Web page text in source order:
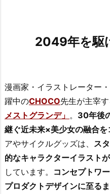
2049年を駆
漫画家・イラストレーター
躍中のCHOCO先生が主宰
メストグランデ」 。 30年後
継ぐ近未来×美少女の融合を
アやサイクルグッズは、 ス
的なキャラクターイラスト
しています。 コンセプトワ
プロダクトデザインに至る